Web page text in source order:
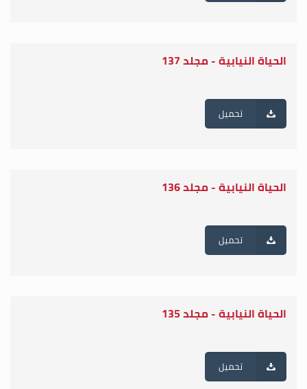
الحياة النيابية - مجلد 137
تحميل
الحياة النيابية - مجلد 136
تحميل
الحياة النيابية - مجلد 135
تحميل